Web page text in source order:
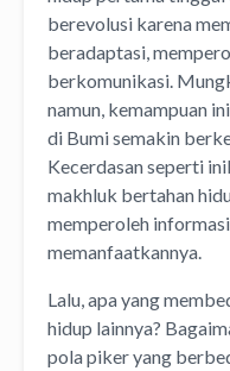
berevolusi karena
beradaptasi,
berkomunikasi.
namun, kemampuan
di Bumi semakin
Kecerdasan seperti
makhluk bertahan
memperoleh
memanfaatkannya.
Lalu, apa yang
hidup lainnya?
pola piker yang